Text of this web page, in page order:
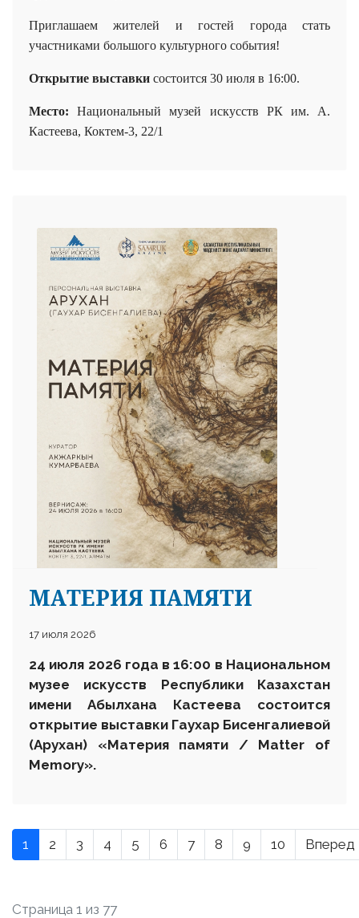
Приглашаем жителей и гостей города стать
участниками большого культурного события!
Открытие выставки состоится 30 июля в 16:00.
Место: Национальный музей искусств РК им. А.
Кастеева, Коктем-3, 22/1
МАТЕРИЯ ПАМЯТИ
17 июля 2026
24 июля 2026 года в 16:00 в Национальном
музее искусств Республики Казахстан
имени Абылхана Кастеева состоится
открытие выставки Гаухар Бисенгалиевой
(Арухан) «Материя памяти / Matter of
Memory».
1 2 3 4 5 6 7 8 9 10 Вперед
Страница 1 из 77